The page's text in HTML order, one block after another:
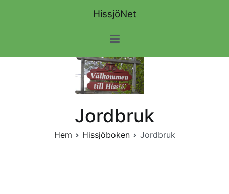
HissjöNet
Jordbruk
Hem Hissjöboken Jordbruk